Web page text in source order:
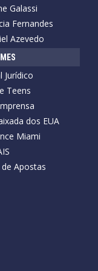
Galassi
Fernandes
Azevedo
Jurídico
Teens
dos EUA
Miami
Apostas